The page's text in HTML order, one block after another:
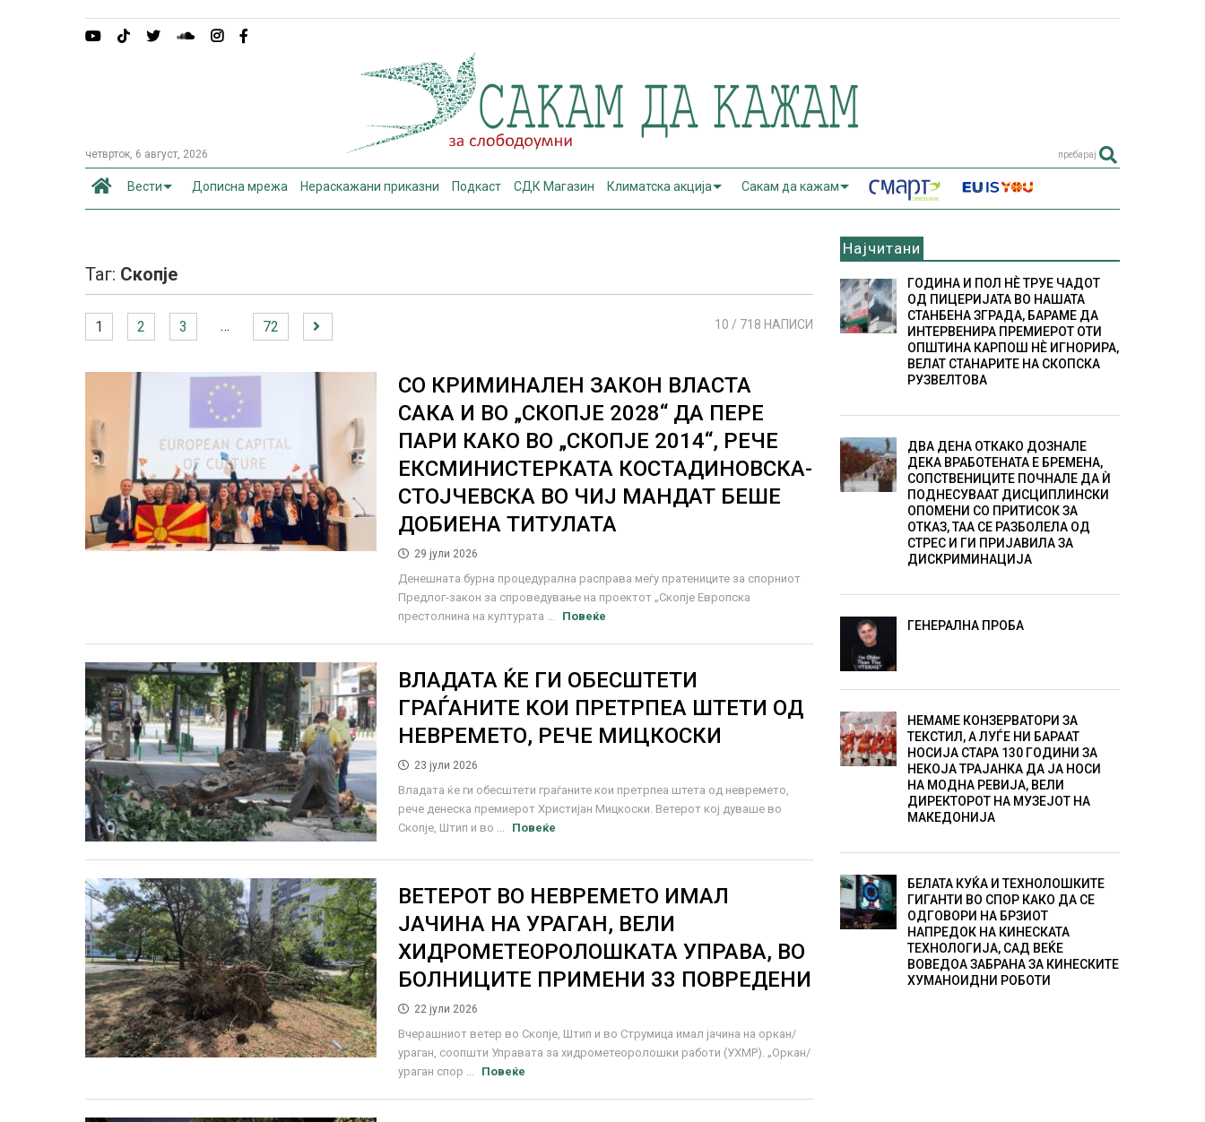
четврток, 6 август, 2026 пребарај
Вести Дописна мрежа Нераскажани приказни Подкаст СДК Магазин Климатска акција Сакам да кажам
Таг: Скопје
1 2 3 … 72 10 / 718 НАПИСИ
СО КРИМИНАЛЕН ЗАКОН ВЛАСТА
САКА И ВО „СКОПЈЕ 2028“ ДА ПЕРЕ
ПАРИ КАКО ВО „СКОПЈЕ 2014“, РЕЧЕ
ЕКСМИНИСТЕРКАТА КОСТАДИНОВСКА-
СТОЈЧЕВСКА ВО ЧИЈ МАНДАТ БЕШЕ
ДОБИЕНА ТИТУЛАТА
29 јули 2026
Денешната бурна процедурална расправа меѓу пратениците за спорниот
Предлог-закон за спроведување на проектот „Скопје Европска
престолнина на културата ...
Повеќе
ВЛАДАТА ЌЕ ГИ ОБЕСШТЕТИ
ГРАЃАНИТЕ КОИ ПРЕТРПЕА ШТЕТИ ОД
НЕВРЕМЕТО, РЕЧЕ МИЦКОСКИ
23 јули 2026
Владата ќе ги обесштети граѓаните кои претрпеа штета од невремето,
рече денеска премиерот Христијан Мицкоски. Ветерот кој дуваше во
Скопје, Штип и во ...
Повеќе
ВЕТЕРОТ ВО НЕВРЕМЕТО ИМАЛ
ЈАЧИНА НА УРАГАН, ВЕЛИ
ХИДРОМЕТЕОРОЛОШКАТА УПРАВА, ВО
БОЛНИЦИТЕ ПРИМЕНИ 33 ПОВРЕДЕНИ
22 јули 2026
Вчерашниот ветер во Скопје, Штип и во Струмица имал јачина на оркан/
ураган, соопшти Управата за хидрометеоролошки работи (УХМР). „Оркан/
ураган спор ...
Повеќе
Најчитани
ГОДИНА И ПОЛ НÈ ТРУЕ ЧАДОТ
ОД ПИЦЕРИЈАТА ВО НАШАТА
СТАНБЕНА ЗГРАДА, БАРАМЕ ДА
ИНТЕРВЕНИРА ПРЕМИЕРОТ ОТИ
ОПШТИНА КАРПОШ НÈ ИГНОРИРА,
ВЕЛАТ СТАНАРИТЕ НА СКОПСКА
РУЗВЕЛТОВА
ДВА ДЕНА ОТКАКО ДОЗНАЛЕ
ДЕКА ВРАБОТЕНАТА Е БРЕМЕНА,
СОПСТВЕНИЦИТЕ ПОЧНАЛЕ ДА Ѝ
ПОДНЕСУВААТ ДИСЦИПЛИНСКИ
ОПОМЕНИ СО ПРИТИСОК ЗА
ОТКАЗ, ТАА СЕ РАЗБОЛЕЛА ОД
СТРЕС И ГИ ПРИЈАВИЛА ЗА
ДИСКРИМИНАЦИЈА
ГЕНЕРАЛНА ПРОБА
НЕМАМЕ КОНЗЕРВАТОРИ ЗА
ТЕКСТИЛ, А ЛУЃЕ НИ БАРААТ
НОСИЈА СТАРА 130 ГОДИНИ ЗА
НЕКОЈА ТРАЈАНКА ДА ЈА НОСИ
НА МОДНА РЕВИЈА, ВЕЛИ
ДИРЕКТОРОТ НА МУЗЕЈОТ НА
МАКЕДОНИЈА
БЕЛАТА КУЌА И ТЕХНОЛОШКИТЕ
ГИГАНТИ ВО СПОР КАКО ДА СЕ
ОДГОВОРИ НА БРЗИОТ
НАПРЕДОК НА КИНЕСКАТА
ТЕХНОЛОГИЈА, САД ВЕЌЕ
ВОВЕДОА ЗАБРАНА ЗА КИНЕСКИТЕ
ХУМАНОИДНИ РОБОТИ